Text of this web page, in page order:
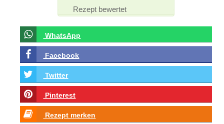
Rezept bewertet
WhatsApp
Facebook
Twitter
Pinterest
Rezept merken